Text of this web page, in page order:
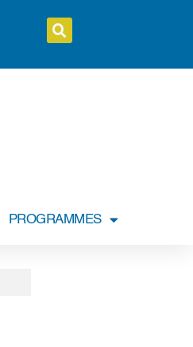
PROGRAMMES